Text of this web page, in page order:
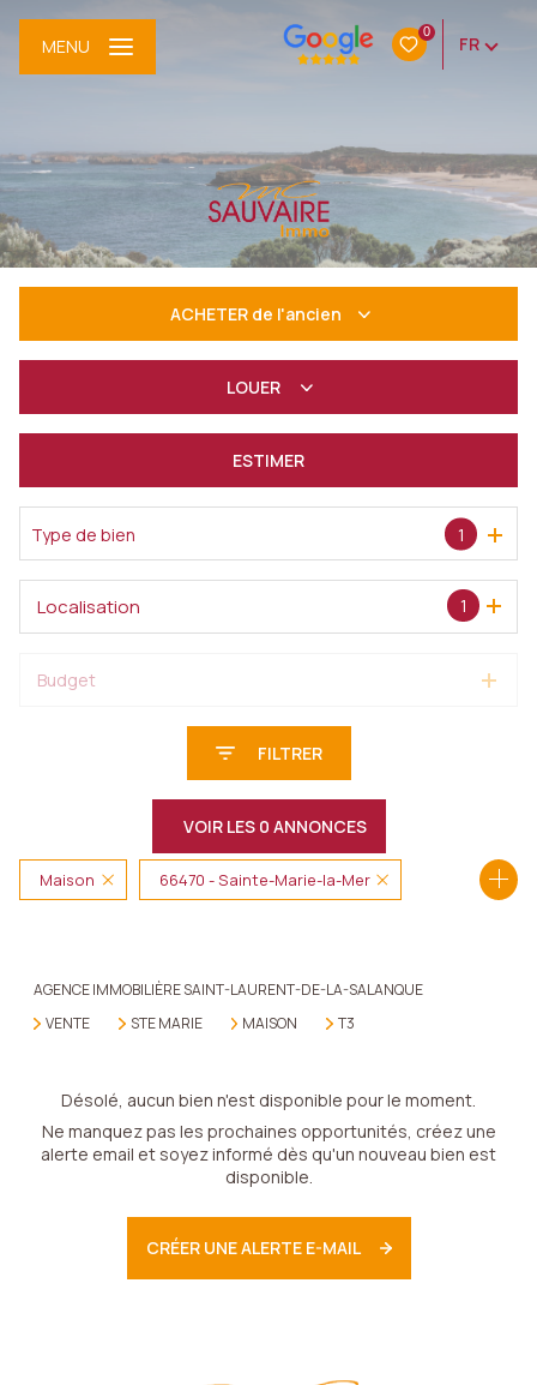
0
FR
MENU
ACHETER de l'ancien
LOUER
De l'immo pro
ESTIMER
Type de bien 1
1
Localisation
Budget
FILTRER
VOIR LES 0 ANNONCES
Maison 66470 - Sainte-Marie-la-Mer
AGENCE IMMOBILIÈRE SAINT-LAURENT-DE-LA-SALANQUE
VENTE
STE MARIE MAISON T3
Désolé, aucun bien n'est disponible pour le moment.
Ne manquez pas les prochaines opportunités, créez une
alerte email et soyez informé dès qu'un nouveau bien est
disponible.
CRÉER UNE ALERTE E-MAIL